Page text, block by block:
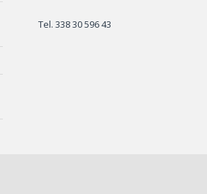
Tel. 338 30 596 43